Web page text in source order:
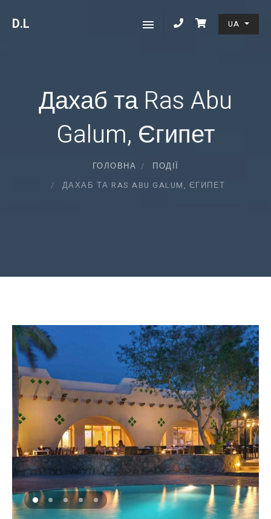
D.L UA
Дахаб та Ras Abu
Galum, Єгипет
ГОЛОВНА
ПОДІЇ
ДАХАБ ТА RAS ABU GALUM, ЄГИПЕТ